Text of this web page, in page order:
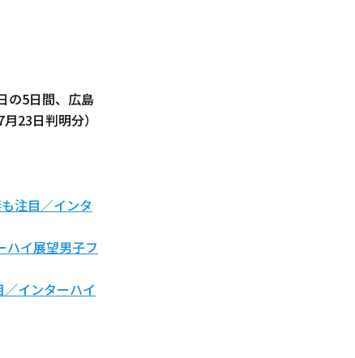
の5日間、広島
23日判明分）
注目／インタ
ハイ展望男子フ
インターハイ